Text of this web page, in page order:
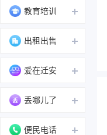
教育培训
出租出售
爱在迁安
丢哪儿了
便民电话